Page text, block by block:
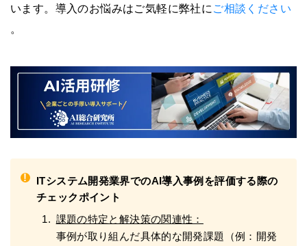
います。導入のお悩みはご気軽に弊社に ご相談ください
。
!
ITシステム開発業界でのAI導入事例を評価する際の
チェックポイント
課題の特定と解決策の関連性：
事例が取り組んだ具体的な開発課題（例：開発